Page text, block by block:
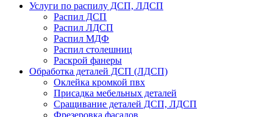
Услуги по распилу ДСП, ЛДСП
Распил ДСП
Распил ЛДСП
Распил МДФ
Распил столешниц
Раскрой фанеры
Обработка деталей ДСП (ЛДСП)
Оклейка кромкой пвх
Присадка мебельных деталей
Сращивание деталей ДСП, ЛДСП
Фрезеровка фасадов